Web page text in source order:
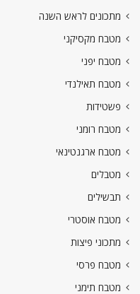
מתכונים לראש השנה
מטבח מקסיקני
מטבח יפני
מטבח תאילנדי
פשטידות
מטבח רומני
מטבח ארגנטינאי
מטבלים
תבשילים
מטבח אוסטרי
מתכוני פיצות
מטבח פרסי
מטבח תימני